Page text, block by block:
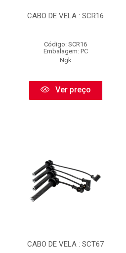
CABO DE VELA : SCR16
Código: SCR16
Embalagem: PC
Ngk
Ver preço
CABO DE VELA : SCT67